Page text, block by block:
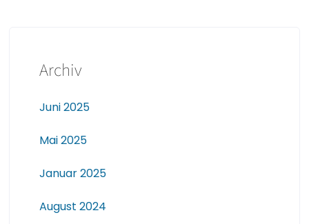
Archiv
Juni 2025
Mai 2025
Januar 2025
August 2024